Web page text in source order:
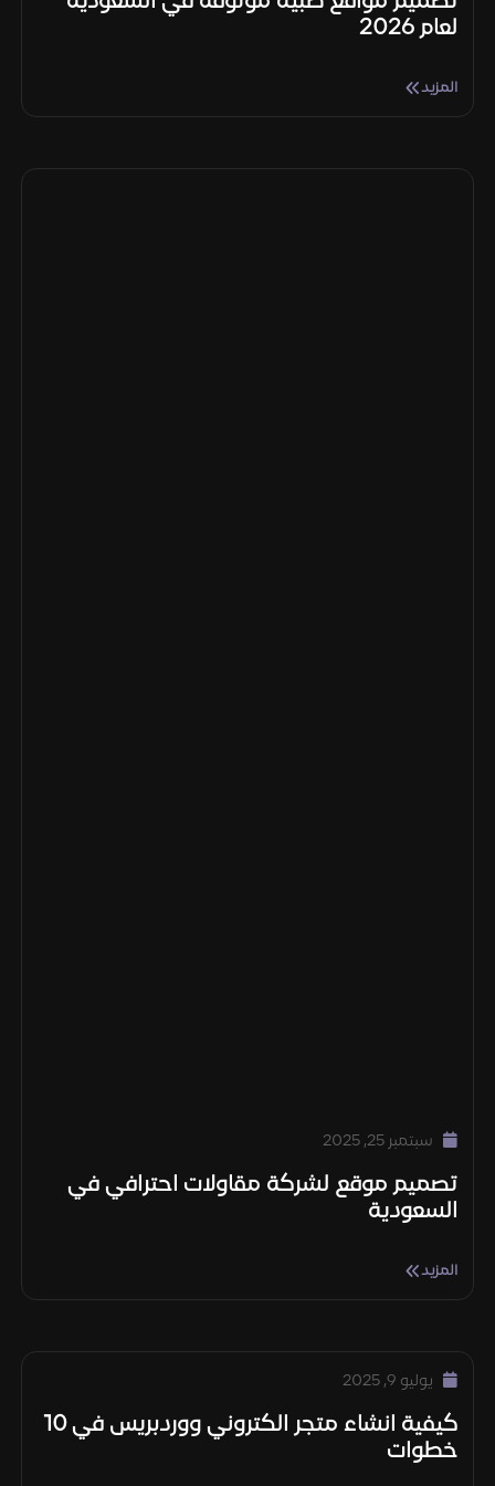
لعام 2026
المزيد
سبتمبر 25, 2025
تصميم موقع لشركة مقاولات احترافي في
السعودية
المزيد
يوليو 9, 2025
كيفية انشاء متجر الكتروني ووردبريس في 10
خطوات